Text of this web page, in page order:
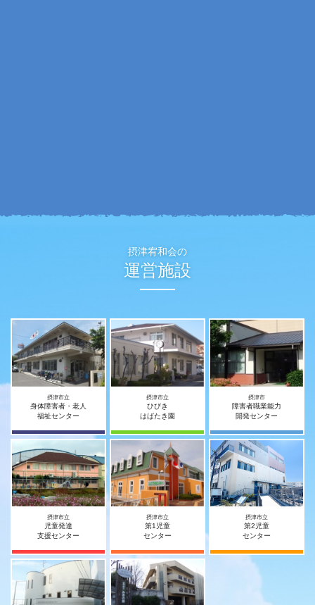
摂津宥和会の
運営施設
摂津市立
身体障害者・老人
福祉センター
摂津市立
ひびき
はばたき園
摂津市
障害者職業能力
開発センター
摂津市立
児童発達
支援センター
摂津市立
第1児童
センター
摂津市立
第2児童
センター